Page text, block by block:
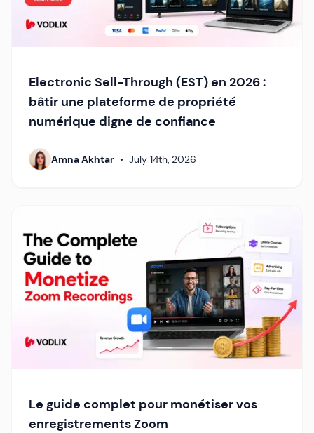
Electronic Sell-Through (EST) en 2026 :
bâtir une plateforme de propriété
numérique digne de confiance
Amna Akhtar • July 14th, 2026
Le guide complet pour monétiser vos
enregistrements Zoom